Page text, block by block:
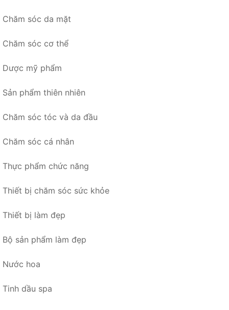
Chăm sóc da mặt
Chăm sóc cơ thể
Dược mỹ phẩm
Sản phẩm thiên nhiên
Chăm sóc tóc và da đầu
Chăm sóc cá nhân
Thực phẩm chức năng
Thiết bị chăm sóc sức khỏe
Thiết bị làm đẹp
Bộ sản phẩm làm đẹp
Nước hoa
Tinh dầu spa